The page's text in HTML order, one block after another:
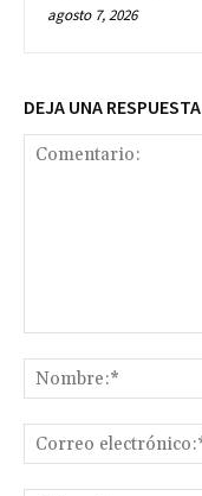
agosto 7, 2026
DEJA UNA RESPUESTA